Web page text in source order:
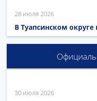
28 июля 2026
В Туапсинском
30 июля 2026